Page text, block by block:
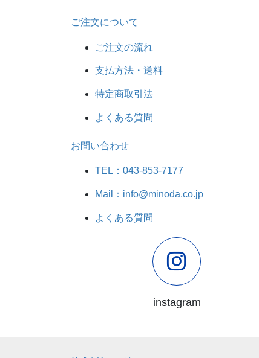
ご注文について
ご注文の流れ
支払方法・送料
特定商取引法
よくある質問
お問い合わせ
TEL：043-853-7177
Mail：info@minoda.co.jp
よくある質問
instagram